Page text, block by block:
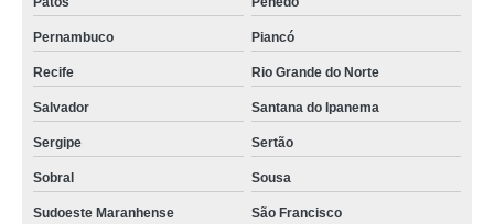
iogurteira industrial 200 litros VL MACEDOPOLIS
iogurteira industrial elétrica valores Londrina
iogurteira industrial 200 litros valores São Gonçalo
Pernambuco Piancó
Recife Rio Grande do Norte
Salvador Santana do Ipanema
Sergipe Sertão
Sobral Sousa
Sudoeste Maranhense São Francisco